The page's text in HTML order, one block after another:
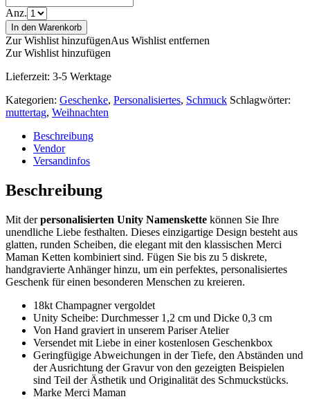
Anz.
In den Warenkorb
Zur Wishlist hinzufügenAus Wishlist entfernen
Zur Wishlist hinzufügen
Lieferzeit: 3-5 Werktage
Kategorien: Geschenke, Personalisiertes, Schmuck Schlagwörter:
muttertag, Weihnachten
Beschreibung
Vendor
Versandinfos
Beschreibung
Mit derpersonalisierten Unity Namenskette können Sie Ihre
unendliche Liebe festhalten. Dieses einzigartige Design besteht aus
glatten, runden Scheiben, die elegant mit den klassischen Merci
Maman Ketten kombiniert sind. Fügen Sie bis zu 5 diskrete,
handgravierte Anhänger hinzu, um ein perfektes, personalisiertes
Geschenk für einen besonderen Menschen zu kreieren.
18kt Champagner vergoldet
Unity Scheibe: Durchmesser 1,2 cm und Dicke 0,3 cm
Von Hand graviert in unserem Pariser Atelier
Versendet mit Liebe in einer kostenlosen Geschenkbox
Geringfügige Abweichungen in der Tiefe, den Abständen und
der Ausrichtung der Gravur von den gezeigten Beispielen
sind Teil der Ästhetik und Originalität des Schmuckstücks.
Marke Merci Maman